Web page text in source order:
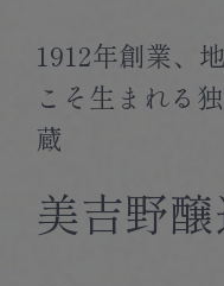
Corprate Site
1912年創業、
こそ生まれる
蔵
美吉野